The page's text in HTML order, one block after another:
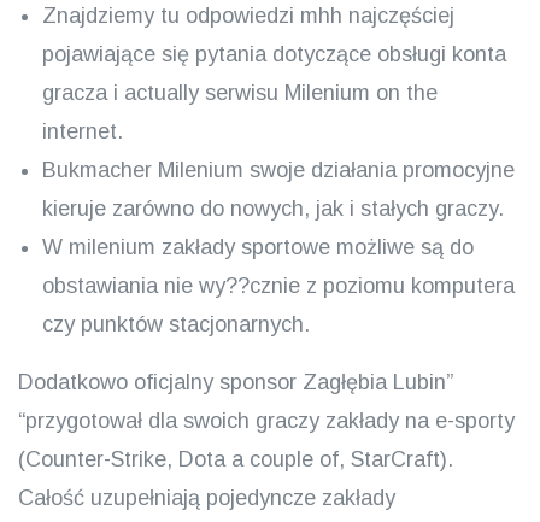
Znajdziemy tu odpowiedzi mhh najczęściej
pojawiające się pytania dotyczące obsługi konta
gracza i actually serwisu Milenium on the
internet.
Bukmacher Milenium swoje działania promocyjne
kieruje zarówno do nowych, jak i stałych graczy.
W milenium zakłady sportowe możliwe są do
obstawiania nie wy??cznie z poziomu komputera
czy punktów stacjonarnych.
Dodatkowo oficjalny sponsor Zagłębia Lubin”
“przygotował dla swoich graczy zakłady na e-sporty
(Counter-Strike, Dota a couple of, StarCraft).
Całość uzupełniają pojedyncze zakłady